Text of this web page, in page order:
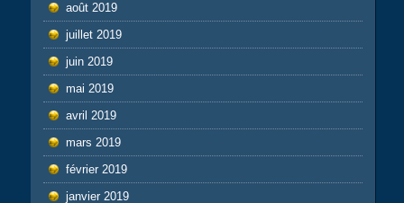
août 2019
juillet 2019
juin 2019
mai 2019
avril 2019
mars 2019
février 2019
janvier 2019